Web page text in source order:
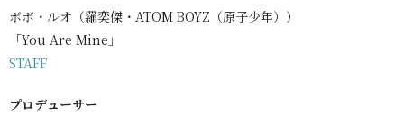
ボボ・ルオ（羅奕傑・ATOM BOYZ（原子少年））
「You Are Mine」
STAFF
プロデューサー